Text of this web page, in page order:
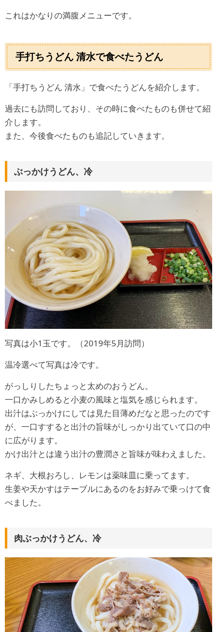
これはかなりの満腹メニューです。
手打ちうどん 清水で食べたうどん
「手打ちうどん 清水」で食べたうどんを紹介します。
過去にも訪問しており、その時に食べたものも併せて紹
介します。
また、今後食べたものも追記していきます。
ぶっかけうどん、冷
写真は小1玉です。（2019年5月訪問）
温冷選べて写真は冷です。
がっしりしたちょっと太めのおうどん。
一口かみしめると小麦の風味と塩気を感じられます。
出汁はぶっかけにしては見た目薄めだなと思ったのです
が、一口すすると出汁の旨味がしっかり出ていて口の中
に広がります。
かけ出汁とは違う出汁の豊潤さと旨味が味わえました。
ネギ、大根おろし、レモンは薬味皿に乗ってます。
生姜や天かすはテーブルにあるのをお好みで乗っけて食
べました。
肉ぶっかけうどん、冷